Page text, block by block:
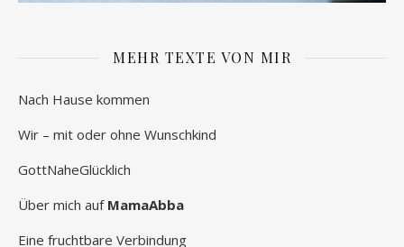
MEHR TEXTE VON MIR
Nach Hause kommen
Wir – mit oder ohne Wunschkind
GottNaheGlücklich
Über mich auf MamaAbba
Eine fruchtbare Verbindung